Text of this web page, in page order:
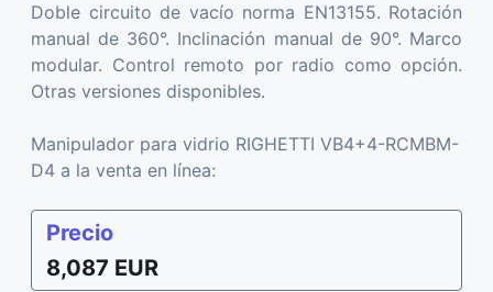
Doble circuito de vacío norma EN13155. Rotación
manual de 360°. Inclinación manual de 90°. Marco
modular. Control remoto por radio como opción.
Otras versiones disponibles.
Manipulador para vidrio RIGHETTI VB4+4-RCMBM-
D4 a la venta en línea:
Precio
8,087 EUR